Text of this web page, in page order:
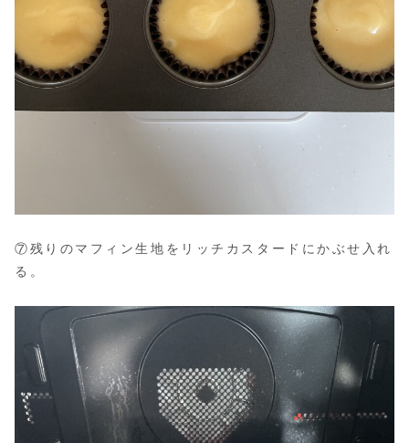
⑦残りのマフィン生地をリッチカスタードにかぶせ入れ
る。